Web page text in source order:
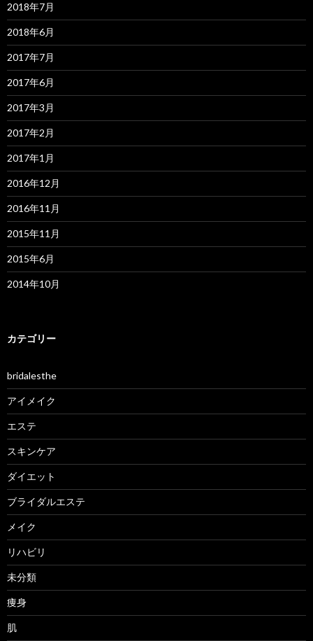
2018年7月
2018年6月
2017年7月
2017年6月
2017年3月
2017年2月
2017年1月
2016年12月
2016年11月
2015年11月
2015年6月
2014年10月
カテゴリー
bridalesthe
アイメイク
エステ
スキンケア
ダイエット
ブライダルエステ
メイク
リハビリ
未分類
痩身
肌